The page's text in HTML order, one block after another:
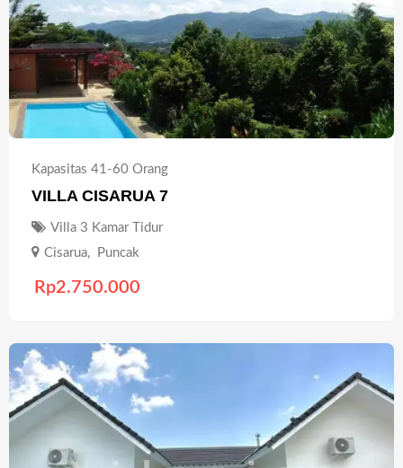
Kapasitas 41-60 Orang
VILLA CISARUA 7
Villa 3 Kamar Tidur
Cisarua, Puncak
Rp2.750.000